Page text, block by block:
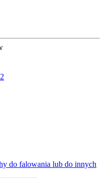
do falowania lub do innych